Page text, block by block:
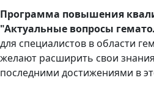
Программа повышения
"Актуальные вопросы
для специалистов в области
желают расширить свои
последними достижениями в